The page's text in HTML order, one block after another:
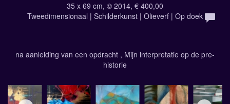
35 x 69 cm, © 2014, € 400,00
Tweedimensionaal | Schilderkunst | Olieverf | Op doek
na aanleiding van een opdracht , Mijn interpretatie op de pre-
historie